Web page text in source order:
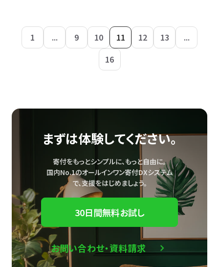
1 ... 9 10 11 12 13
...
16
まずは体験してください。
寄付をもっとシンプルに、もっと自由に。
国内No.1のオールインワン寄付DXシステム
で、支援をはじめましょう。
30日間無料お試し
お問い合わせ・資料請求